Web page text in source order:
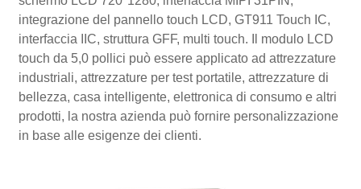
integrazione del pannello touch LCD, GT911 Touch IC,
interfaccia IIC, struttura GFF, multi touch. Il modulo LCD
touch da 5,0 pollici può essere applicato ad attrezzature
industriali, attrezzature per test portatile, attrezzature di
bellezza, casa intelligente, elettronica di consumo e altri
prodotti, la nostra azienda può fornire personalizzazione
in base alle esigenze dei clienti.